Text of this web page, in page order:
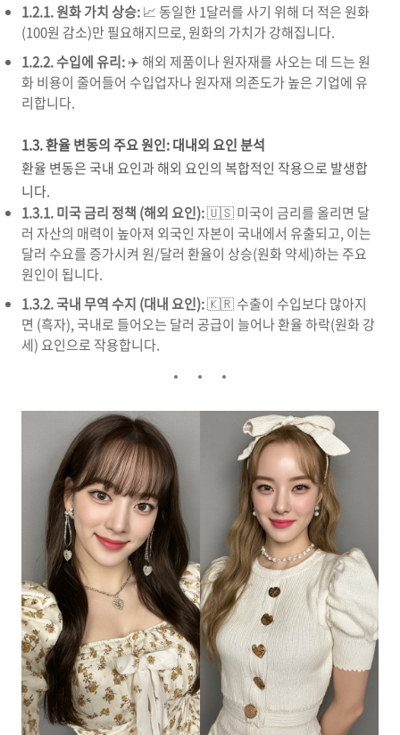
1.2.1. 원화 가치 상승:📈 동일한 1달러를 사기 위해 더 적은 원화
(100원 감소)만 필요해지므로, 원화의 가치가 강해집니다.
1.2.2. 수입에 유리:✈️ 해외 제품이나 원자재를 사오는 데 드는 원
화 비용이 줄어들어 수입업자나 원자재 의존도가 높은 기업에 유
리합니다.
1.3. 환율 변동의 주요 원인: 대내외 요인 분석
환율 변동은 국내 요인과 해외 요인의 복합적인 작용으로 발생합
니다.
1.3.1. 미국 금리 정책 (해외 요인):🇺🇸 미국이 금리를 올리면 달
러 자산의 매력이 높아져 외국인 자본이 국내에서 유출되고, 이는
달러 수요를 증가시켜 원/달러 환율이 상승(원화 약세)하는 주요
원인이 됩니다.
1.3.2. 국내 무역 수지 (대내 요인):🇰🇷 수출이 수입보다 많아지
면 (흑자), 국내로 들어오는 달러 공급이 늘어나 환율 하락(원화 강
세) 요인으로 작용합니다.